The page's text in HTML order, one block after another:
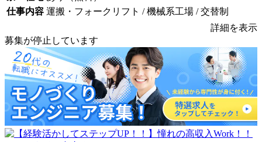
仕事内容 運搬・フォークリフト / 機械系工場 / 交替制
詳細を表示
募集が停止しています